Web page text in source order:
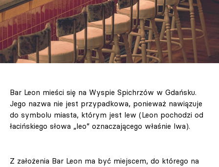
Bar Leon mieści się na Wyspie Spichrzów w Gdańsku.
Jego nazwa nie jest przypadkowa, ponieważ nawiązuje
do symbolu miasta, którym jest lew (Leon pochodzi od
łacińskiego słowa „leo” oznaczającego właśnie lwa).
Z założenia Bar Leon ma być miejscem, do którego na